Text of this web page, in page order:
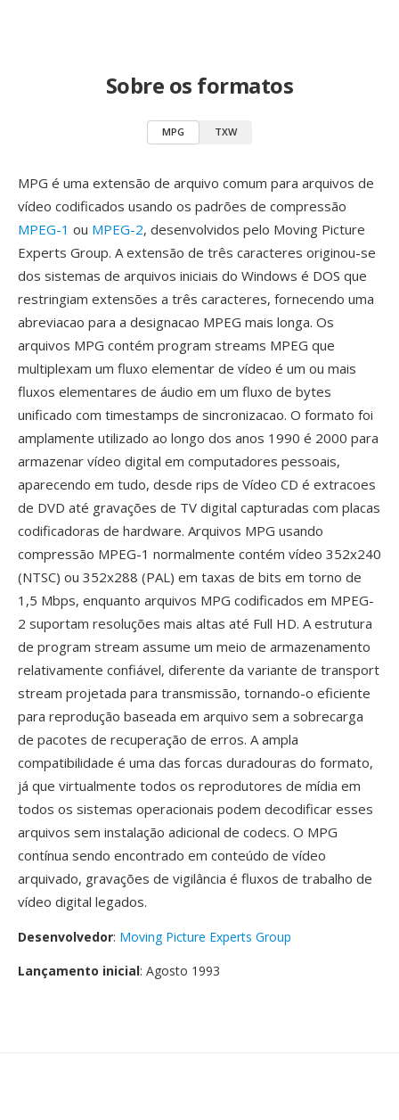
Sobre os formatos
MPG TXW
MPG é uma extensão de arquivo comum para arquivos de
vídeo codificados usando os padrões de compressão
MPEG-1 ou MPEG-2, desenvolvidos pelo Moving Picture
Experts Group. A extensão de três caracteres originou-se
dos sistemas de arquivos iniciais do Windows é DOS que
restringiam extensões a três caracteres, fornecendo uma
abreviacao para a designacao MPEG mais longa. Os
arquivos MPG contém program streams MPEG que
multiplexam um fluxo elementar de vídeo é um ou mais
fluxos elementares de áudio em um fluxo de bytes
unificado com timestamps de sincronizacao. O formato foi
amplamente utilizado ao longo dos anos 1990 é 2000 para
armazenar vídeo digital em computadores pessoais,
aparecendo em tudo, desde rips de Vídeo CD é extracoes
de DVD até gravações de TV digital capturadas com placas
codificadoras de hardware. Arquivos MPG usando
compressão MPEG-1 normalmente contém vídeo 352x240
(NTSC) ou 352x288 (PAL) em taxas de bits em torno de
1,5 Mbps, enquanto arquivos MPG codificados em MPEG-
2 suportam resoluções mais altas até Full HD. A estrutura
de program stream assume um meio de armazenamento
relativamente confiável, diferente da variante de transport
stream projetada para transmissão, tornando-o eficiente
para reprodução baseada em arquivo sem a sobrecarga
de pacotes de recuperação de erros. A ampla
compatibilidade é uma das forcas duradouras do formato,
já que virtualmente todos os reprodutores de mídia em
todos os sistemas operacionais podem decodificar esses
arquivos sem instalação adicional de codecs. O MPG
contínua sendo encontrado em conteúdo de vídeo
arquivado, gravações de vigilância é fluxos de trabalho de
vídeo digital legados.
Desenvolvedor: Moving Picture Experts Group
Lançamento inicial: Agosto 1993